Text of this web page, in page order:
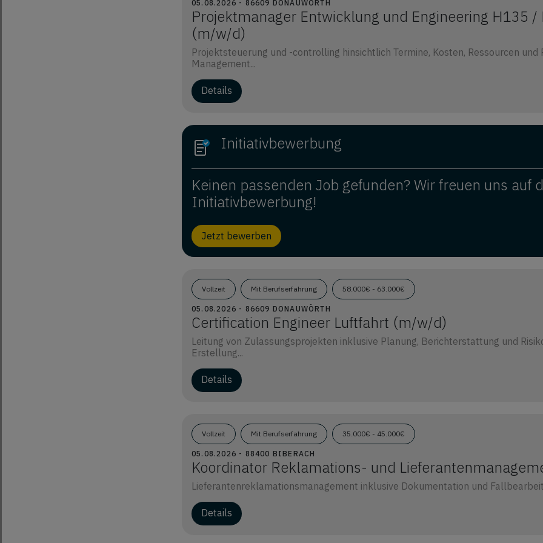
05.08.2026 - 86609 DONAUWÖRTH
Projektmanager Entwicklung und Engineering H135 /
(m/w/d)
Projektsteuerung und -controlling hinsichtlich Termine, Kosten, Ressourcen und
Management...
Details
Initiativbewerbung
Keinen passenden Job gefunden? Wir freuen uns auf
Initiativbewerbung!
Jetzt bewerben
Vollzeit Mit Berufserfahrung 58.000€ - 63.000€
05.08.2026 - 86609 DONAUWÖRTH
Certification Engineer Luftfahrt (m/w/d)
Leitung von Zulassungsprojekten inklusive Planung, Berichterstattung und
Erstellung...
Details
Vollzeit Mit Berufserfahrung 35.000€ - 45.000€
05.08.2026 - 88400 BIBERACH
Koordinator Reklamations- und
Lieferantenreklamationsmanagement inklusive Dokumentation und
Details